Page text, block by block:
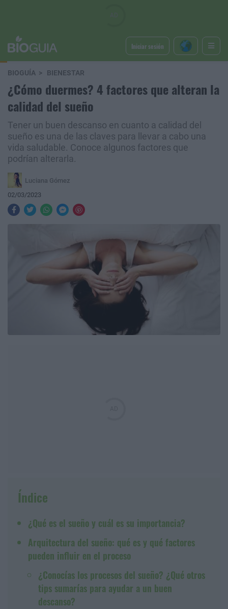
Iniciar sesión
BIOGUÍA BIENESTAR
¿Cómo duermes? 4 factores que alteran la
calidad del sueño
Tener un buen descanso en cuanto a calidad del
sueño es una de las claves para llevar a cabo una
vida saludable. Conoce algunos factores que
podrían alterarla.
Luciana Gómez
02/03/2023
Índice
¿Qué es el sueño y cuál es su importancia?
Arquitectura del sueño: qué es y qué factores
pueden influir en el proceso
¿Conocías los procesos del sueño? ¿Qué otros
tips sumarías para ayudar a un buen
descanso?